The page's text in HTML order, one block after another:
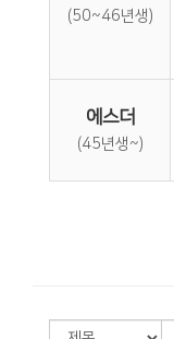
(50~46년생)
에스더
(45년생~)